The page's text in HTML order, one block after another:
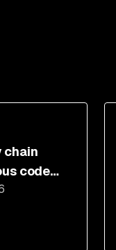
chain
code
cloud-